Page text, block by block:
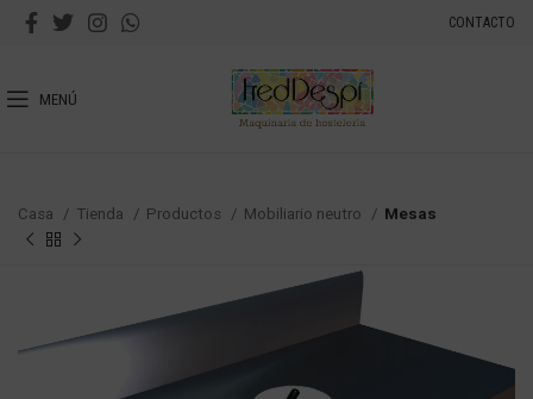
CONTACTO
MENÚ
Casa Tienda Productos Mobiliario neutro Mesas